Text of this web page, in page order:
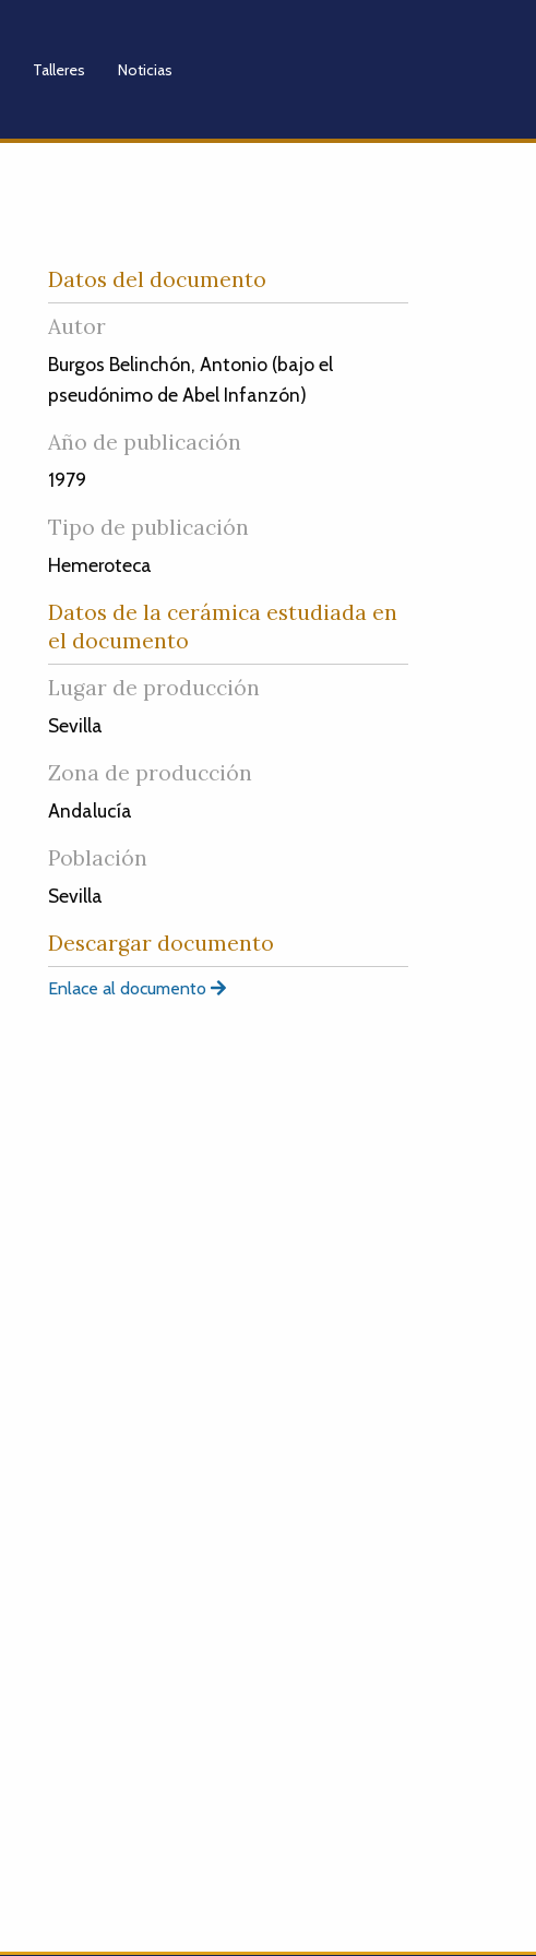
Talleres Noticias
Datos del documento
Autor
Burgos Belinchón, Antonio (bajo el
pseudónimo de Abel Infanzón)
Año de publicación
1979
Tipo de publicación
Hemeroteca
Datos de la cerámica estudiada en
el documento
Lugar de producción
Sevilla
Zona de producción
Andalucía
Población
Sevilla
Descargar documento
Enlace al documento